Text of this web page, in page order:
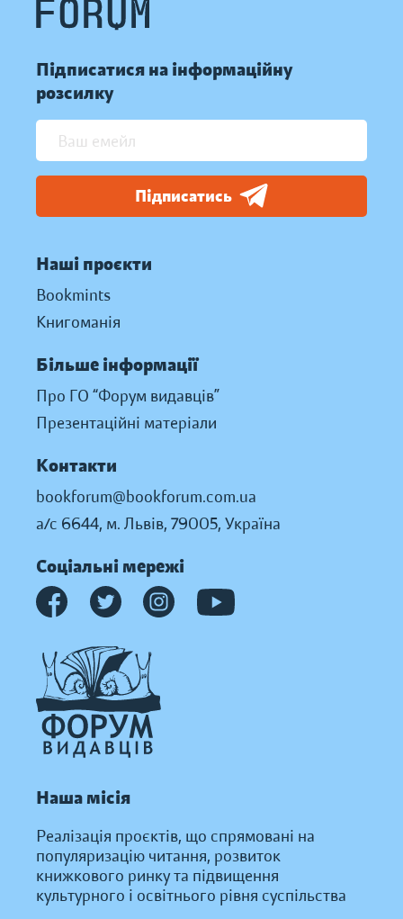
Підписатися на інформаційну
розсилку
Підписатись
Наші проєкти
Bookmints
Книгоманія
Більше інформації
Про ГО “Форум видавців”
Презентаційні матеріали
Контакти
bookforum@bookforum.com.ua
а/с 6644, м. Львів, 79005, Україна
Соціальні мережі
Наша місія
Реалізація проєктів, що спрямовані на
популяризацію читання, розвиток
книжкового ринку та підвищення
культурного і освітнього рівня суспільства